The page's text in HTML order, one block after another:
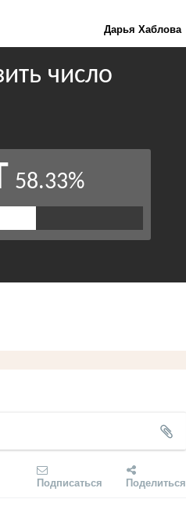
Дарья Хаблова
Подписаться Поделиться